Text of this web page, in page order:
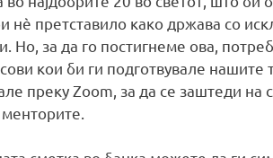
нѐ претставило како држава со
Но, за да го постигнеме ова,
кои би ги подготвувале нашите
преку Zoom, за да се заштеди на